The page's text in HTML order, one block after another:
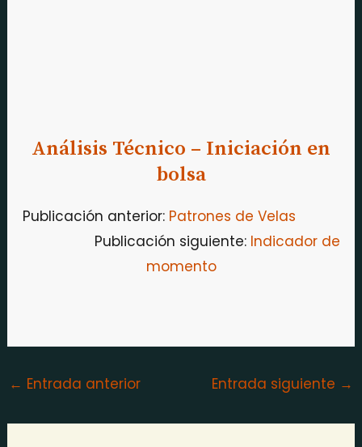
Análisis Técnico – Iniciación en
bolsa
Publicación anterior: Patrones de Velas
Publicación siguiente: Indicador de
momento
← Entrada anterior Entrada siguiente →